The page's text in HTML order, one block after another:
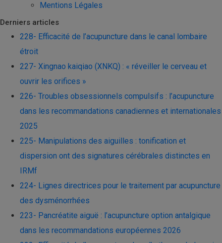
Mentions Légales
Derniers articles
228- Efficacité de l’acupuncture dans le canal lombaire
étroit
227- Xingnao kaiqiao (XNKQ) : « réveiller le cerveau et
ouvrir les orifices »
226- Troubles obsessionnels compulsifs : l’acupuncture
dans les recommandations canadiennes et internationales
2025
225- Manipulations des aiguilles : tonification et
dispersion ont des signatures cérébrales distinctes en
IRMf
224- Lignes directrices pour le traitement par acupuncture
des dysménorrhées
223- Pancréatite aiguë : l’acupuncture option antalgique
dans les recommandations européennes 2026